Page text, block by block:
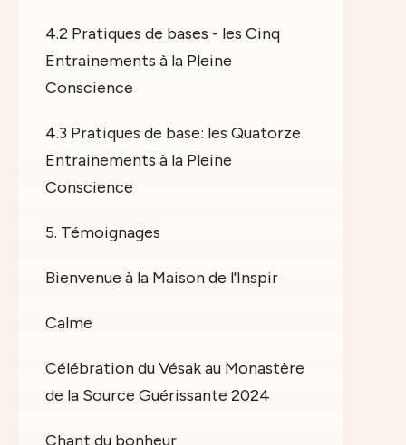
4.2 Pratiques de bases - les Cinq
Entrainements à la Pleine
Conscience
4.3 Pratiques de base: les Quatorze
Entrainements à la Pleine
Conscience
5. Témoignages
Bienvenue à la Maison de l'Inspir
Calme
Célébration du Vésak au Monastère
de la Source Guérissante 2024
Chant du bonheur